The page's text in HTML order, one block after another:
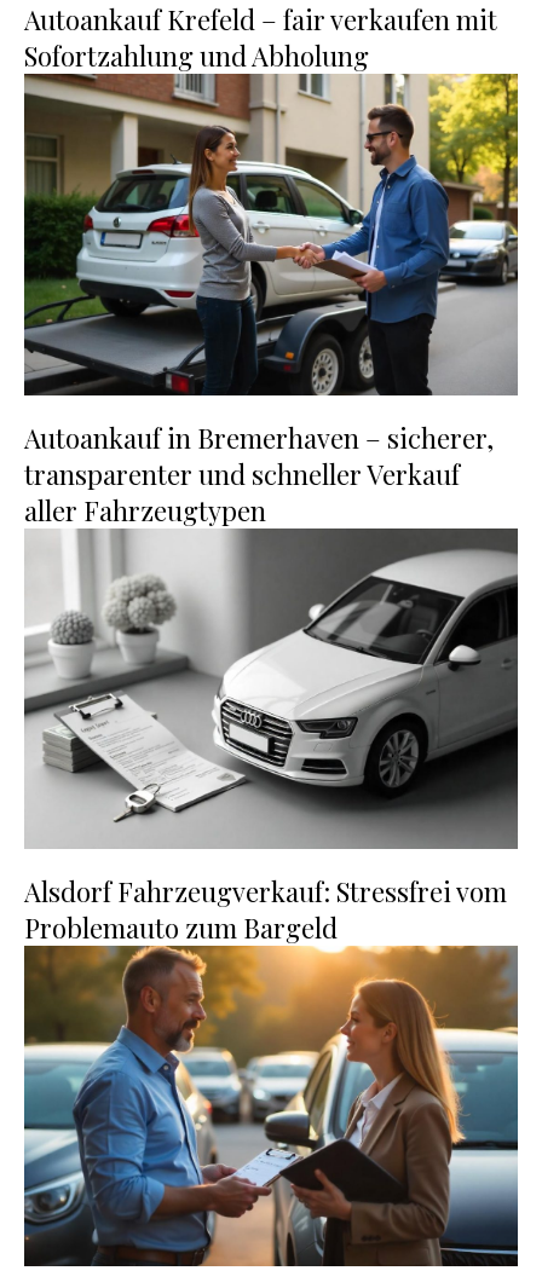
Autoankauf Krefeld – fair verkaufen mit
Sofortzahlung und Abholung
Autoankauf in Bremerhaven – sicherer,
transparenter und schneller Verkauf
aller Fahrzeugtypen
Alsdorf Fahrzeugverkauf: Stressfrei vom
Problemauto zum Bargeld